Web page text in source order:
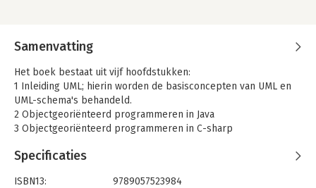
Samenvatting
Het boek bestaat uit vijf hoofdstukken:
1 Inleiding UML; hierin worden de basisconcepten van UML en
UML-schema's behandeld.
2 Objectgeoriënteerd programmeren in Java
3 Objectgeoriënteerd programmeren in C-sharp
Hoofdstuk 2 tot en met 4 behandelt objectgeoriënteerd
programmeren in de verschillende talen en
Specificaties
ISBN13:
9789057523984